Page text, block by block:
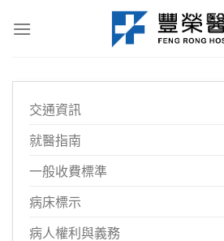
交通資訊
就醫指南
一般收費標準
病床標示
病人權利與義務